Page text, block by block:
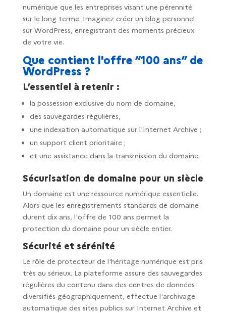
numérique que les entreprises visant une pérennité
sur le long terme. Imaginez créer un blog personnel
sur WordPress, enregistrant des moments précieux
de votre vie.
Que contient l'offre “100 ans” de
WordPress ?
L’essentiel à retenir :
la possession exclusive du nom de domaine,
des sauvegardes régulières,
une indexation automatique sur l'Internet Archive ;
un support client prioritaire ;
et une assistance dans la transmission du domaine.
Sécurisation de domaine pour un siècle
Un domaine est une ressource numérique essentielle.
Alors que les enregistrements standards de domaine
durent dix ans, l'offre de 100 ans permet la
protection du domaine pour un siècle entier.
Sécurité et sérénité
Le rôle de protecteur de l'héritage numérique est pris
très au sérieux. La plateforme assure des sauvegardes
régulières du contenu dans des centres de données
diversifiés géographiquement, effectue l'archivage
automatique des sites publics sur Internet Archive et